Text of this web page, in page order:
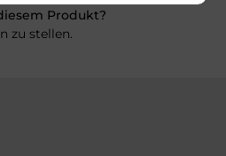
Produkt?
zu stellen.